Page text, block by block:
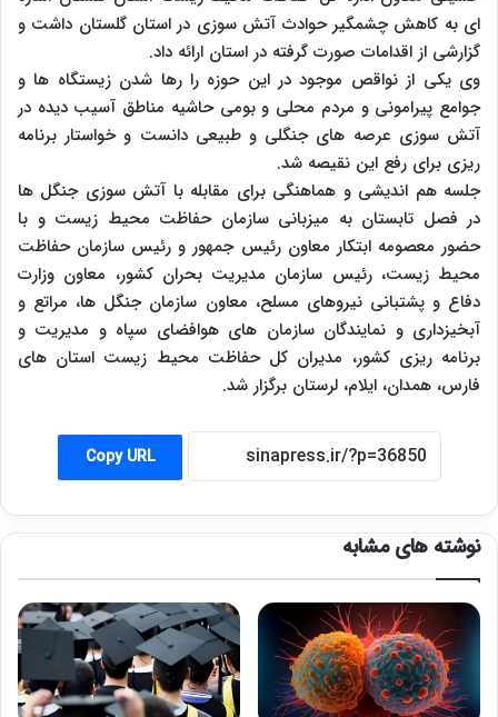
ای به کاهش چشمگیر حوادث آتش سوزی در استان گلستان داشت و
گزارشی از اقدامات صورت گرفته در استان ارائه داد.
وی یکی از نواقص موجود در این حوزه را رها شدن زیستگاه ها و
جوامع پیرامونی و مردم محلی و بومی حاشیه مناطق آسیب دیده در
آتش سوزی عرصه های جنگلی و طبیعی دانست و خواستار برنامه
ریزی برای رفع این نقیصه شد.
جلسه هم اندیشی و هماهنگی برای مقابله با آتش سوزی جنگل ها
در فصل تابستان به میزبانی سازمان حفاظت محیط زیست و با
حضور معصومه ابتکار معاون رئیس جمهور و رئیس سازمان حفاظت
محیط زیست، رئیس سازمان مدیریت بحران کشور، معاون وزارت
دفاع و پشتبانی نیروهای مسلح، معاون سازمان جنگل ها، مراتع و
آبخیزداری و نمایندگان سازمان های هوافضای سپاه و مدیریت و
برنامه ریزی کشور، مدیران کل حفاظت محیط زیست استان های
فارس، همدان، ایلام، لرستان برگزار شد.
Copy URL
نوشته های مشابه